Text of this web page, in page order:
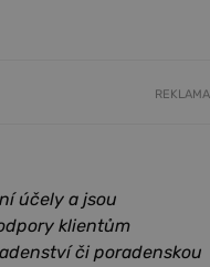
REKLAMA
účely a jsou
klientům
či poradenskou